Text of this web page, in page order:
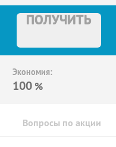
ПОЛУЧИТЬ
Экономия:
100 %
Вопросы по акции